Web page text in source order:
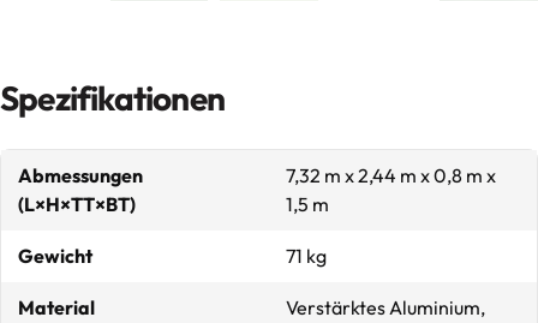
Spezifikationen
Abmessungen
(L×H×TT×BT)
7,32 m x 2,44 m x 0,8 m x
1,5 m
Gewicht 71 kg
Material
Verstärktes Aluminium,